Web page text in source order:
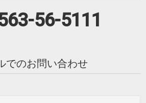
56-5111
でのお問い合わせ